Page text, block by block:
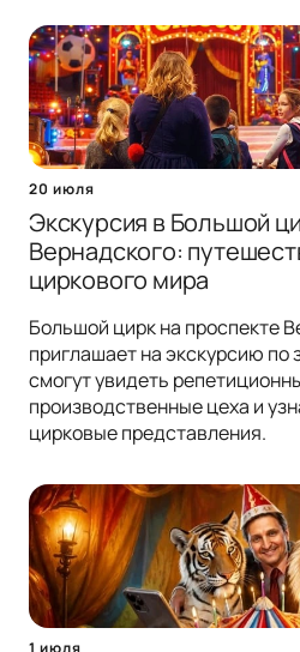
20 июля
Экскурсия в Большой
Вернадского:
циркового мира
Большой цирк на проспекте
приглашает на экскурсию по
смогут увидеть
производственные цеха и
цирковые представления.